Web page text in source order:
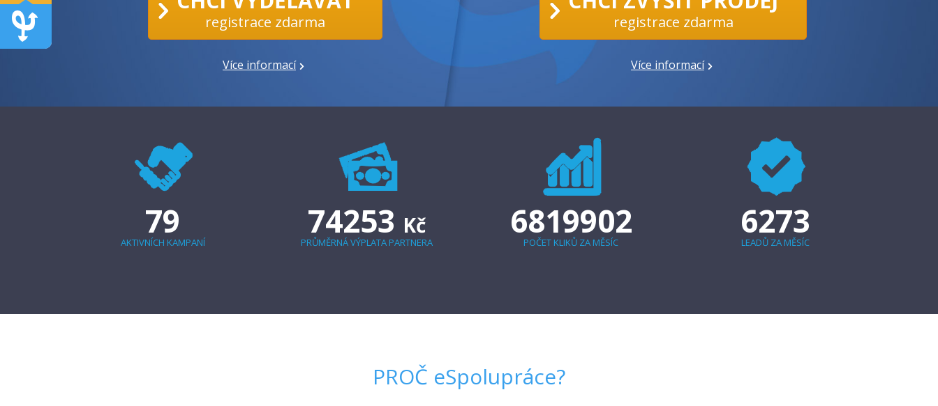
registrace zdarma
Více informací
registrace zdarma
Více informací
79
AKTIVNÍCH KAMPANÍ
74253 Kč
PRŮMĚRNÁ VÝPLATA PARTNERA
6819902
POČET KLIKŮ ZA MĚSÍC
6273
LEADŮ ZA MĚSÍC
PROČ eSpolupráce?